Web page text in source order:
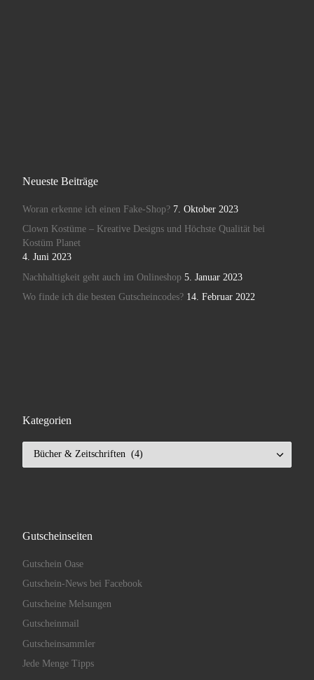
Neueste Beiträge
Woran erkenne ich einen Fake-Shop? 7. Oktober 2023
Clown Kostüme – Kreative Designs und Höchste Qualität bei
Kostüm Planet
4. Juni 2023
Nachhaltigkeit geht auch im Onlineshop 5. Januar 2023
Wo finde ich die besten Gutscheincodes? 14. Februar 2022
Kategorien
Gutscheinseiten
Gutschein Oase
Gutschein-News bei Facebook
Gutscheine Melsungen
Gutscheinmail
Gutscheinsammler
Jede Menge Tipps